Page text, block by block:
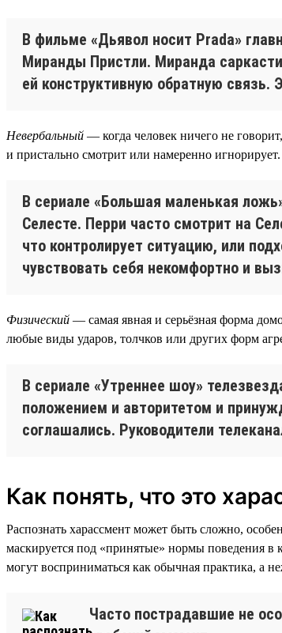
В фильме «Дьявол носит Prada»
Миранды Пристли. Миранда
ей конструктивную обратную
Невербальный — когда человек ничего не
и пристально смотрит или намеренно
В сериале «Большая маленькая
Селесте. Перри часто смотрит на
что контролирует ситуацию, или
чувствовать себя некомфортно и
Физический — самая явная и серьёзная форма
любые виды ударов, толчков или других форм
В сериале «Утреннее шоу»
положением и авторитетом и
соглашались. Руководители
Как понять, что это
Распознать харассмент может быть сложно,
маскируется под «принятые» нормы поведения в
могут восприниматься как обычная практика, а
Часто пострадавшие не